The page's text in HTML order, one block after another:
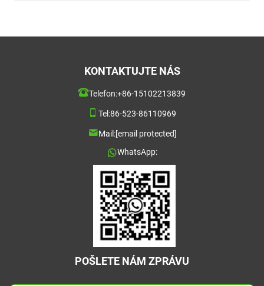
KONTAKTUJTE NÁS
Telefon:+86-15102213839
Tel:86-523-86110969
Mail:[email protected]
WhatsApp:
POŠLETE NÁM ZPRÁVU